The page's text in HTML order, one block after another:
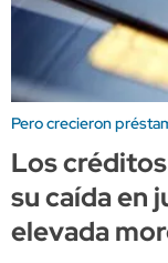
Pero crecieron
Los
su caída en
elevada